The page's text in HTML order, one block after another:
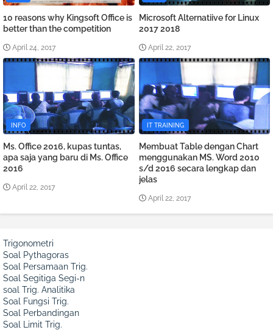
10 reasons why Kingsoft Office is
better than the competition
April 24, 2017
Microsoft Alternatiive for Linux
2017 2018
April 22, 2017
INFO
Ms. Office 2016, kupas tuntas,
apa saja yang baru di Ms. Office
2016
April 22, 2017
IT TRAINING
Membuat Table dengan Chart
menggunakan MS. Word 2010
s/d 2016 secara lengkap dan
jelas
April 22, 2017
Trigonometri
Soal Pythagoras
Soal Persamaan Trig.
Soal Segitiga Segi-n
soal Trig. Analitika
Soal Fungsi Trig.
Soal Perbandingan
Soal Limit Trig.